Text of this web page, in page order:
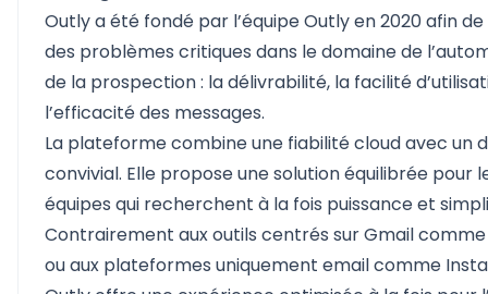
Outlya été fondé par l’équipe Outly en 2020 afin
des problèmes critiques dans le domaine de
de la prospection : la délivrabilité, la facilité
l’efficacité des messages.
La plateforme combine une fiabilité cloud avec un
convivial. Elle propose une solution équilibrée pour
équipes qui recherchent à la fois puissance et
Contrairement aux outils centrés sur Gmail comme
ou aux plateformes uniquement email comme